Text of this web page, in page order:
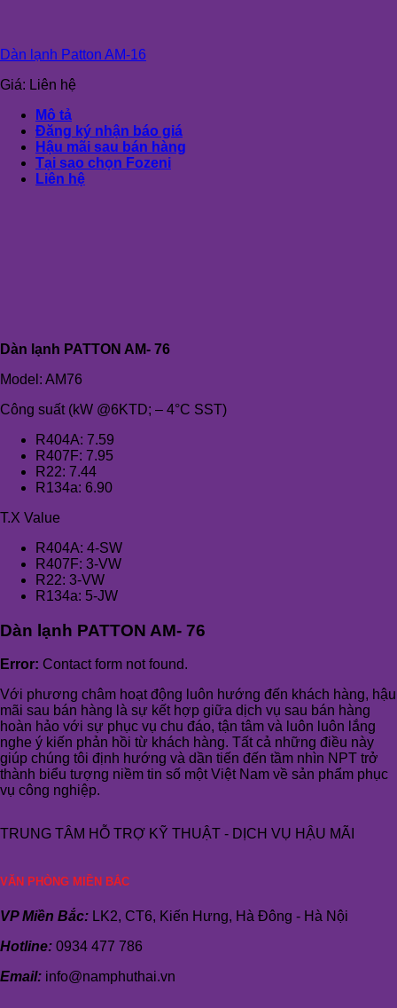
Dàn lạnh Patton AM-16
Giá: Liên hệ
Mô tả
Đăng ký nhận báo giá
Hậu mãi sau bán hàng
Tại sao chọn Fozeni
Liên hệ
Dàn lạnh PATTON AM- 76
Model: AM76
Công suất (kW @6KTD; – 4°C SST)
R404A: 7.59
R407F: 7.95
R22: 7.44
R134a: 6.90
T.X Value
R404A: 4-SW
R407F: 3-VW
R22: 3-VW
R134a: 5-JW
Dàn lạnh PATTON AM- 76
Error: Contact form not found.
Với phương châm hoạt động luôn hướng đến khách hàng, hậu
mãi sau bán hàng là sự kết hợp giữa dịch vụ sau bán hàng
hoàn hảo với sự phục vụ chu đáo, tận tâm và luôn luôn lắng
nghe ý kiến phản hồi từ khách hàng. Tất cả những điều này
giúp chúng tôi định hướng và dần tiến đến tầm nhìn NPT trở
thành biểu tượng niềm tin số một Việt Nam về sản phẩm phục
vụ công nghiệp.
TRUNG TÂM HỖ TRỢ KỸ THUẬT - DỊCH VỤ HẬU MÃI
VĂN PHÒNG MIỀN BẮC
VP Miền Bắc: LK2, CT6, Kiến Hưng, Hà Đông - Hà Nội
Hotline: 0934 477 786
Email: info@namphuthai.vn